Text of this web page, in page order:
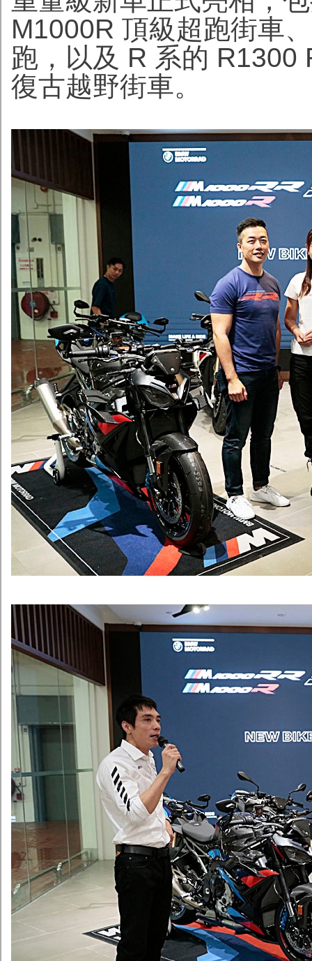
M1000R 頂級超跑街車
跑，以及 R 系的 R1300
復古越野街車。